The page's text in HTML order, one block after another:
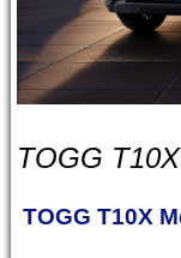
TOGG T10X
TOGG T10X